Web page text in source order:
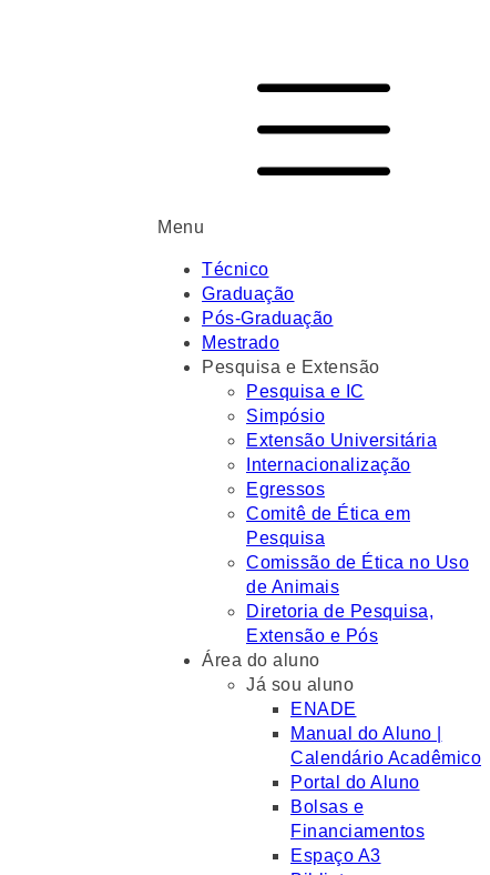
Menu
Técnico
Graduação
Pós-Graduação
Mestrado
Pesquisa e Extensão
Pesquisa e IC
Simpósio
Extensão Universitária
Internacionalização
Egressos
Comitê de Ética em
Pesquisa
Comissão de Ética no Uso
de Animais
Diretoria de Pesquisa,
Extensão e Pós
Área do aluno
Já sou aluno
ENADE
Manual do Aluno |
Calendário Acadêmico
Portal do Aluno
Bolsas e
Financiamentos
Espaço A3